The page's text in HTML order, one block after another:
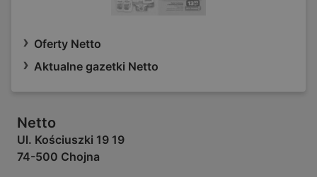
Oferty Netto
Aktualne gazetki Netto
Netto
Ul. Kościuszki 19 19
74-500 Chojna